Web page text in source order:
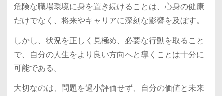
危険な職場環境に身を置き続けることは、心身の健康
だけでなく、将来やキャリアに深刻な影響を及ぼす。
しかし、状況を正しく見極め、必要な行動を取ること
で、自分の人生をより良い方向へと導くことは十分に
可能である。
大切なのは、問題を過小評価せず、自分の価値と未来